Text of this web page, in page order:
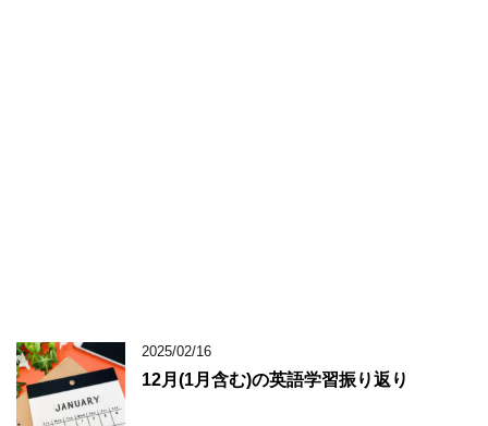
2025/02/16
12月(1月含む)の英語学習振り返り